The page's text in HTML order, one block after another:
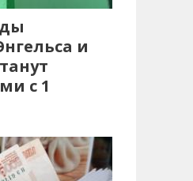
и
с 1